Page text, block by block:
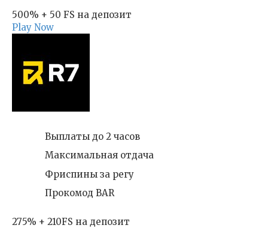
500% + 50 FS на депозит
Play Now
Выплаты до 2 часов
Максимальная отдача
Фриспины за регу
Прокомод BAR
275% + 210FS на депозит